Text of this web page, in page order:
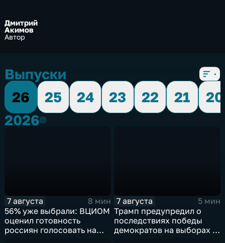
Дмитрий
Акимов
Автор
Выпуски
26
25 24 23 22 21
20
20262026
7 августа
8 мин
56% уже выбрали: ВЦИОМ
оценил готовность
россиян голосовать на
7 августа
5 мин
Трамп предупредил о
последствиях победы
демократов на выборах в